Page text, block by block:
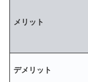
メリット
デメリット